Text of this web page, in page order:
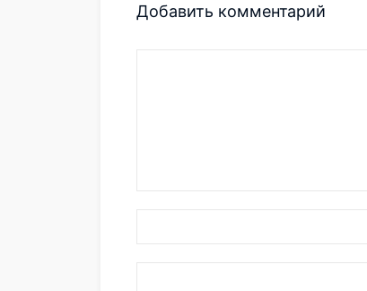
Добавить комментарий